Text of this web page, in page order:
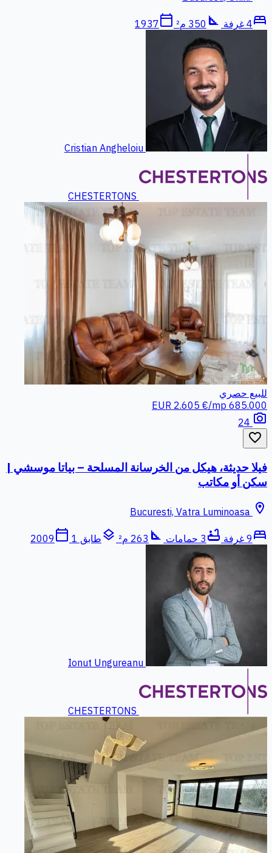
bed4 غرفة square_foot 350 م² calendar_today
1937
Cristian Angheloiu
CHESTERTONS
للبيع حصري
685.000 EUR
2.605 €/mp
photo_camera
favorite_border
فيلا حديثة، هيكل من الخرسانة المسلحة – بياتا موسشي |
سكن أو مكاتب
location_on
bed 9 غرفة bathtub 3 حمامات square_foot 263 م² layers طابق 1 calendar_today
2009
Ionut Ungureanu
CHESTERTONS